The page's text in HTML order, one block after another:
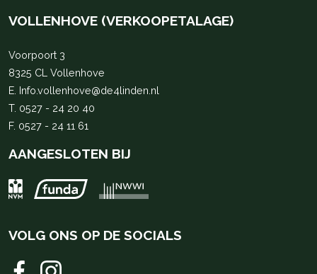
VOLLENHOVE (VERKOOPETALAGE)
Voorpoort 3
8325 CL Vollenhove
E. Info.vollenhove@de4linden.nl
T. 0527 - 24 20 40
F. 0527 - 24 11 61
AANGESLOTEN BIJ
VOLG ONS OP DE SOCIALS